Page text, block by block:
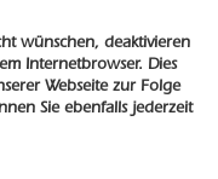
wünschen, deaktivieren
Internetbrowser. Dies
Webseite zur Folge
Sie ebenfalls jederzeit